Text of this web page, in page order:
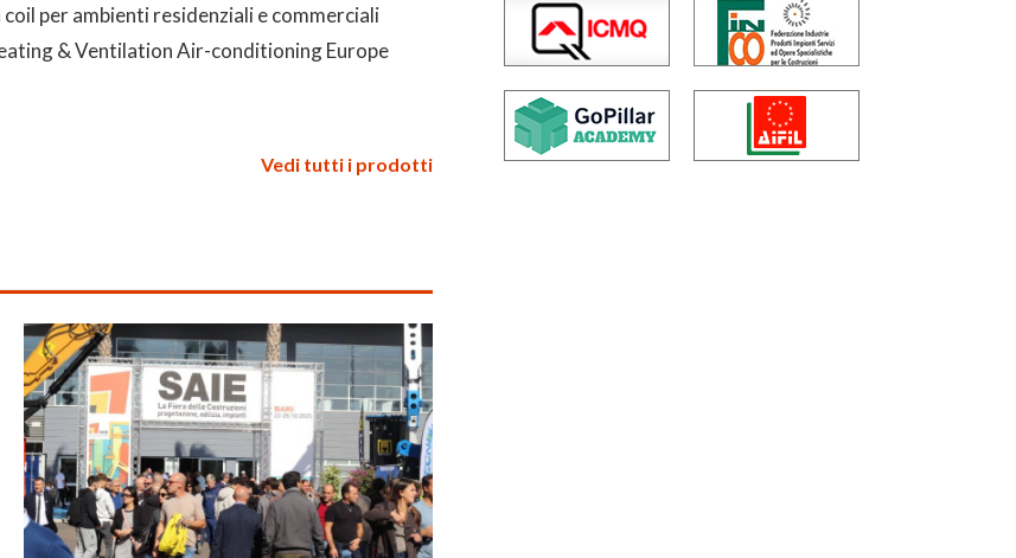
per ambienti residenziali e commerciali
& Ventilation Air-conditioning Europe
Vedi tutti i prodotti